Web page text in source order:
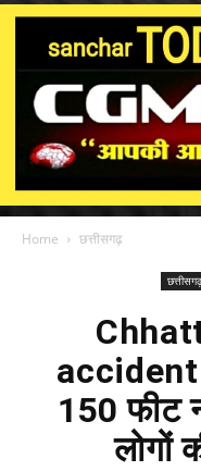
Home छत्तीसगढ़
छत्तीसगढ़
150 फीट
लोगों